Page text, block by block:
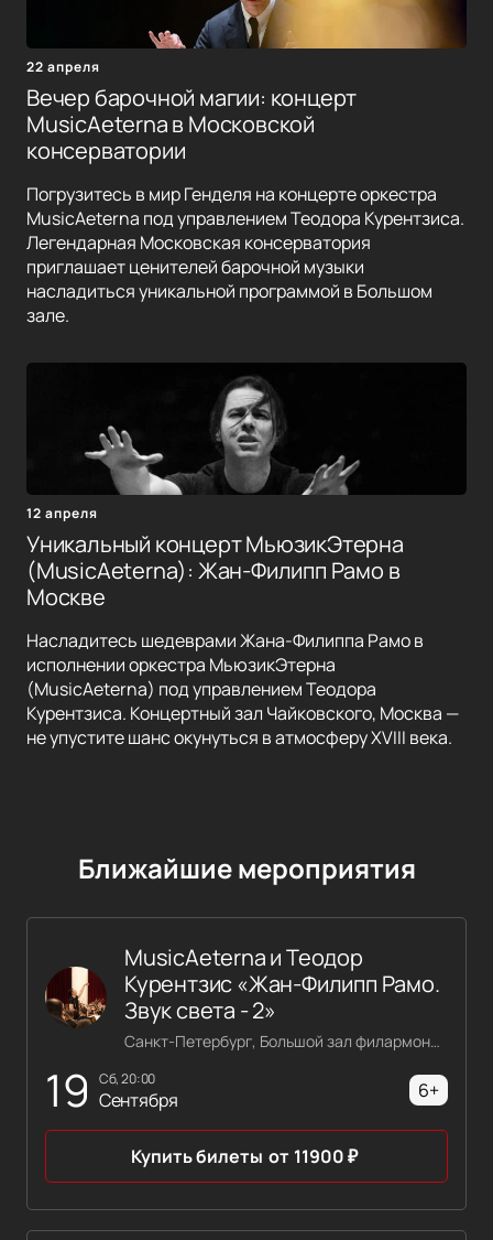
22 апреля
Вечер барочной магии: концерт
MusicAeterna в Московской
консерватории
Погрузитесь в мир Генделя на концерте оркестра
MusicAeterna под управлением Теодора Курентзиса.
Легендарная Московская консерватория
приглашает ценителей барочной музыки
насладиться уникальной программой в Большом
зале.
12 апреля
Уникальный концерт МьюзикЭтерна
(MusicAeterna): Жан-Филипп Рамо в
Москве
Насладитесь шедеврами Жана-Филиппа Рамо в
исполнении оркестра МьюзикЭтерна
(MusicAeterna) под управлением Теодора
Курентзиса. Концертный зал Чайковского, Москва —
не упустите шанс окунуться в атмосферу XVIII века.
Ближайшие мероприятия
19 сб, 20:00
Сентября
MusicAeterna и Теодор
Курентзис «Жан-Филипп Рамо.
Звук света - 2»
Санкт-Петербург, Большой зал филармонии имени Шостаковича
6+
Купить билеты от 11900₽